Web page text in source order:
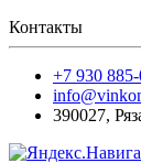
Контакты
+7 930
390027,